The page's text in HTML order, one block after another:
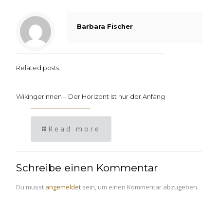
Barbara Fischer
Related posts
Wikingerinnen – Der Horizont ist nur der Anfang
Read more
Schreibe einen Kommentar
Du musst angemeldet sein, um einen Kommentar abzugeben.